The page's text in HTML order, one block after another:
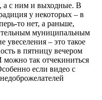
а с ним и выходные. В
у некоторых – в
то нет, а раньше,
муниципальным
– это такое
в пятницу вечером
так отчекиниться
если видео с